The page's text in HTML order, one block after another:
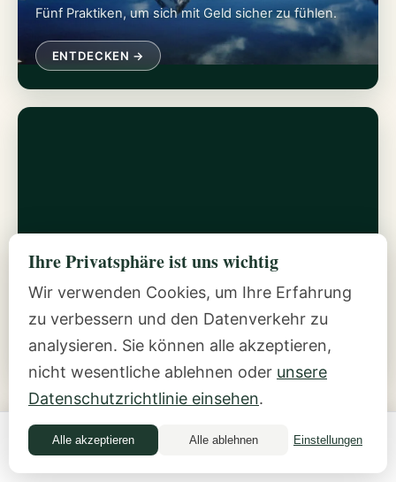
Fünf Praktiken, um sich mit Geld sicher zu fühlen.
ENTDECKEN →
Über Ilana
Method.
ENTDECKEN →
Money Quiz
Ihre Privatsphäre ist uns wichtig
Wir verwenden Cookies, um Ihre Erfahrung
zu verbessern und den Datenverkehr zu
analysieren. Sie können alle akzeptieren,
nicht wesentliche ablehnen oder unsere
Datenschutzrichtlinie einsehen.
Alle akzeptieren Alle ablehnen Einstellungen